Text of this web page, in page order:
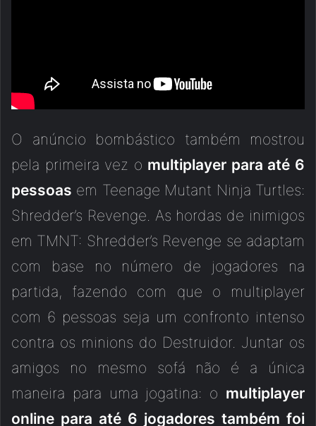
O anúncio bombástico também mostrou
pela primeira vez o multiplayer para até 6
pessoas em Teenage Mutant Ninja Turtles:
Shredder’s Revenge. As hordas de inimigos
em TMNT: Shredder’s Revenge se adaptam
com base no número de jogadores na
partida, fazendo com que o multiplayer
com 6 pessoas seja um confronto intenso
contra os minions do Destruidor. Juntar os
amigos no mesmo sofá não é a única
maneira para uma jogatina: o multiplayer
online para até 6 jogadores também foi